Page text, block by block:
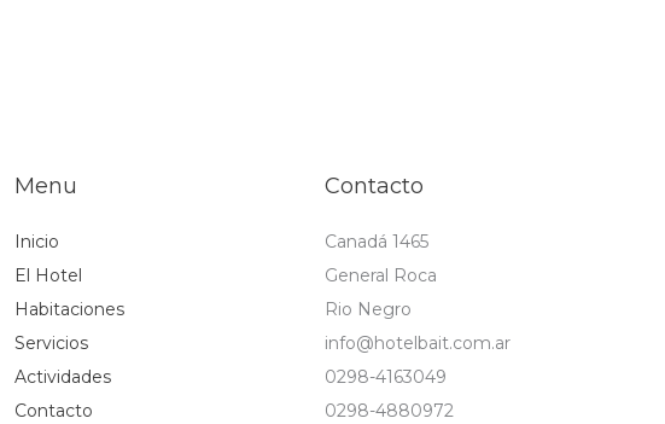
Menu
Inicio
El Hotel
Habitaciones
Servicios
Actividades
Contacto
Contacto
Canadá 1465
General Roca
Rio Negro
info@hotelbait.com.ar
0298-4163049
0298-4880972